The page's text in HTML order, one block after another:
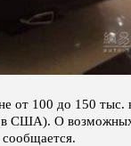
от 100 до 150 тыс.
США). О